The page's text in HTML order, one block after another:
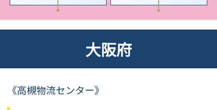
大阪府
《高槻物流センター》